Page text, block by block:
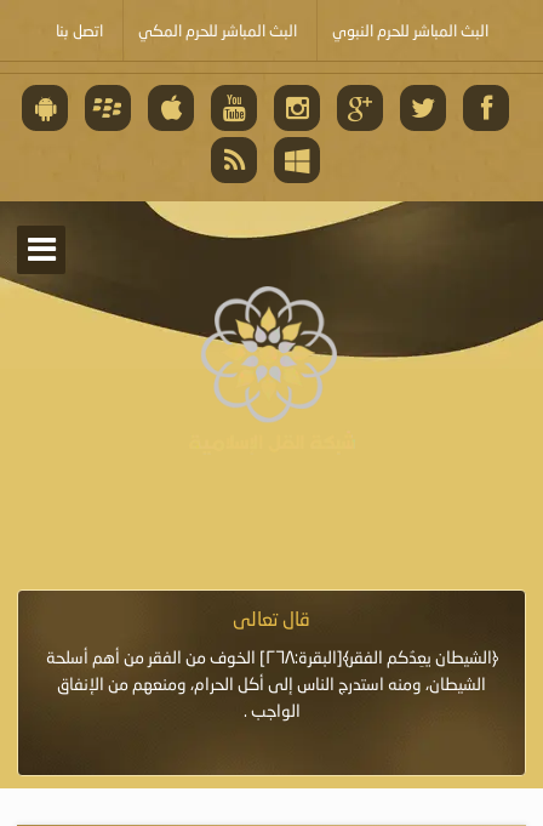
البث المباشر للحرم النبوي البث المباشر للحرم المكي اتصل بنا
قال تعالى
﴿الشيطان يعِدُكم الفقر﴾[البقرة:٢٦٨] الخوف من الفقر من أهم أسلحة
الشيطان، ومنه استدرج الناس إلى أكل الحرام، ومنعهم من الإنفاق
الواجب .